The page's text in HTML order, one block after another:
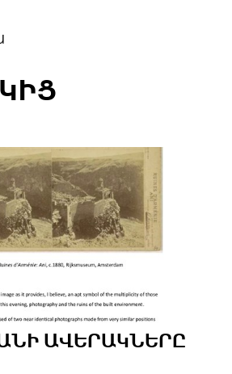
ԱՎԵՐԱԿՆԵՐԸ